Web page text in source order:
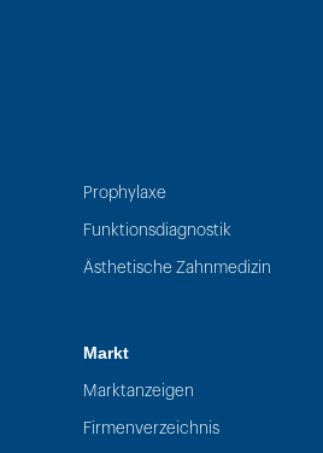
Prophylaxe
Funktionsdiagnostik
Ästhetische Zahnmedizin
Markt
Marktanzeigen
Firmenverzeichnis